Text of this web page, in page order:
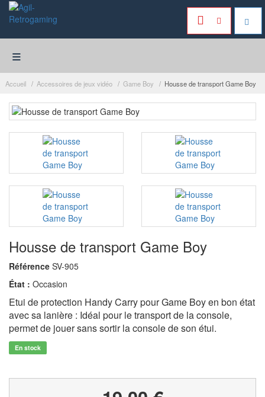
≡
Accueil Accessoires de jeux vidéo Game Boy Housse de transport Game Boy
Housse de transport Game Boy
Référence SV-905
État : Occasion
Etui de protection Handy Carry pour Game Boy en bon état
avec sa lanière : Idéal pour le transport de la console,
permet de jouer sans sortir la console de son étui.
En stock